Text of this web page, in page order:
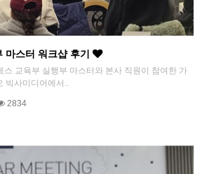
마스터 워크샵 후기
교육부 실행부 마스터와 본사 직원이 참여한 가
빅사미디어에서..
2834